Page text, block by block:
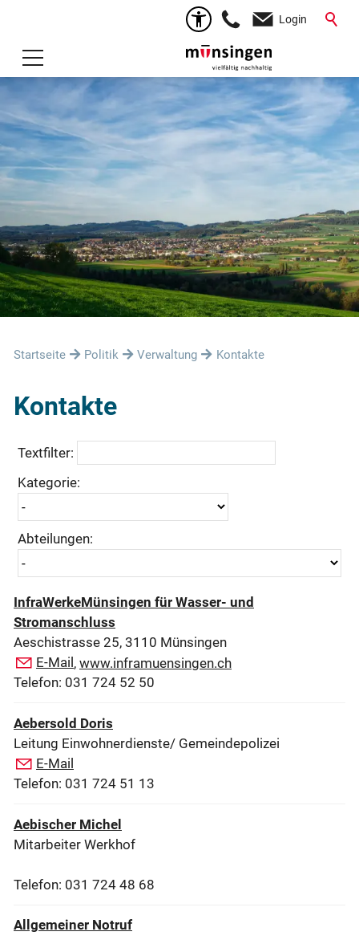
Login
Startseite Politik Verwaltung Kontakte
Kontakte
Textfilter:
Kategorie:
Abteilungen:
InfraWerkeMünsingen für Wasser- und
Stromanschluss
Aeschistrasse 25, 3110 Münsingen
E-Mail , www.inframuensingen.ch
Telefon: 031 724 52 50
Aebersold Doris
Leitung Einwohnerdienste/ Gemeindepolizei
E-Mail
Telefon: 031 724 51 13
Aebischer Michel
Mitarbeiter Werkhof
Telefon: 031 724 48 68
Allgemeiner Notruf